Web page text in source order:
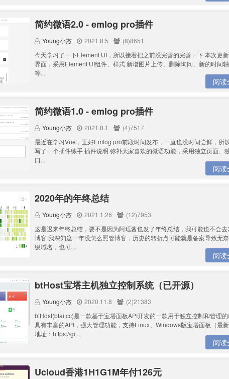
简约微语2.0 - emlog pro插件
Young小杰 2021.8.5
(8)8651
今天学习了一下Element UI，所以接着把之前没完善的完善一下 本次更
界面，采用Element UI组件、样式 新增图片上传、删除询问、新的时间
等...
阅读
简约微语1.0 - emlog pro插件
Young小杰 2021.8.1
(4)7517
最近在学习Vue，正好Emlog pro前段时间发布，一直也没时间尝鲜，所
写了一个插件练手 插件说明 弥补大家喜欢的微语功能，采用独立页面、
口...
阅读
2020年的年终总结
Young小杰 2021.1.26
(12)7953
这是迟来年终总结，要不是因为阿珏酱也发了年终总结，我可能也不会去
博客 我深知这一年没怎么照管博客，历史的转折点可能就是备案导致无
级域名，也可...
阅读
btHost宝塔主机独立控制系统（已开源）
Young小杰 2020.11.8
(2)21383
btHost(btai.cc)是一款基于宝塔面板API开发的一款用于独立控制和管理的
具有丰富的API，强大管理功能，支持Linux、Windows版宝塔面板（最
地址：https://gi...
阅读
Ucloud香港1H1G1M年付126元